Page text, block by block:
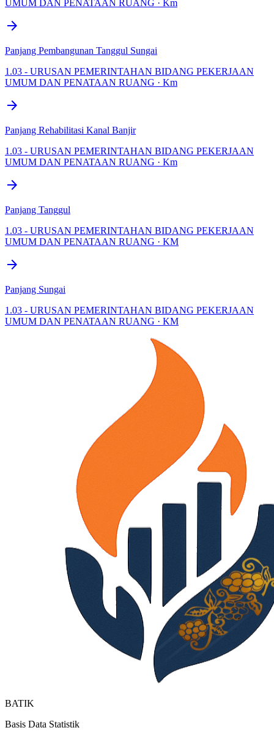
UMUM DAN PENATAAN RUANG · Km
arrow_forward
Panjang Pembangunan Tanggul Sungai
1.03 - URUSAN PEMERINTAHAN BIDANG PEKERJAAN
UMUM DAN PENATAAN RUANG · Km
arrow_forward
Panjang Rehabilitasi Kanal Banjir
1.03 - URUSAN PEMERINTAHAN BIDANG PEKERJAAN
UMUM DAN PENATAAN RUANG · Km
arrow_forward
Panjang Tanggul
1.03 - URUSAN PEMERINTAHAN BIDANG PEKERJAAN
UMUM DAN PENATAAN RUANG · KM
arrow_forward
Panjang Sungai
1.03 - URUSAN PEMERINTAHAN BIDANG PEKERJAAN
UMUM DAN PENATAAN RUANG · KM
BATIK
Basis Data Statistik